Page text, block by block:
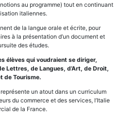
au programme) tout en continuant
italiennes.
de la langue orale et écrite, pour
à la présentation d’un document et
des études.
élèves qui voudraient se diriger,
Lettres, de Langues, d’Art, de Droit,
de Tourisme.
un atout dans un curriculum
du commerce et des services, l’Italie
de la France.